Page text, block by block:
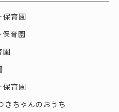
保育園
保育園
園
保育園
きちゃんのおうち